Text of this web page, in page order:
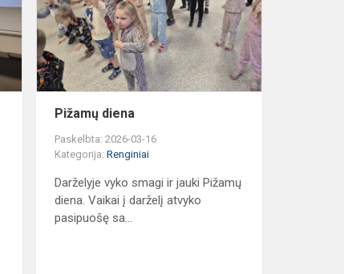
ugdymo
įstaigų
mokytojų
metodi...
Pižamų diena
Paskelbta: 2026-03-16
Kategorija:Renginiai
Darželyje vyko smagi ir jauki Pižamų
diena. Vaikai į darželį atvyko
pasipuošę sa...